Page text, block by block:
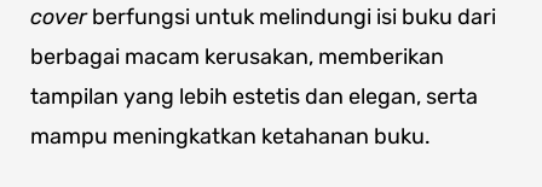
coverberfungsi untuk melindungi isi buku dari
berbagai macam kerusakan, memberikan
tampilan yang lebih estetis dan elegan, serta
mampu meningkatkan ketahanan buku.